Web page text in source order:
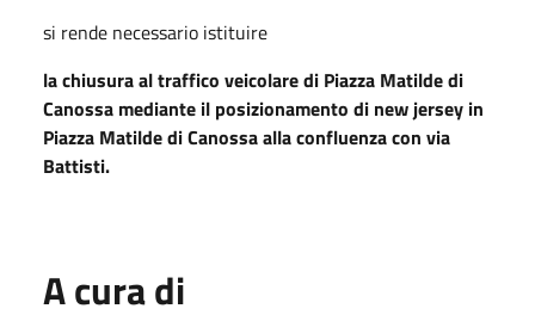
si rende necessario istituire
la chiusura al traffico veicolare di Piazza Matilde di
Canossa mediante il posizionamento di new jersey in
Piazza Matilde di Canossa alla confluenza con via
Battisti.
A cura di